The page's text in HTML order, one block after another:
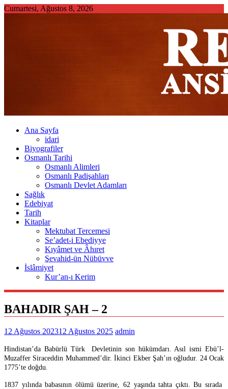
Skip
Cumartesi, Ağustos 8, 2026
Ana Sayfa
idari
Biyografiler
Osmanlı Tarihi
Osmanlı Alimleri
Osmanlı Padişahları
Osmanlı Devlet Adamları
Sağlık
Edebiyat
Tarih
Kitaplar
Mektubat Tercemesi
Se’adet-i Ebediyye
Kıyâmet ve Âhıret
Şevahid-ün Nübüvve
İslâmiyet
Kur’an-ı Kerim
BAHADIR ŞAH – 2
12 Ağustos 202312 Ağustos 2025 admin
Hindistan’da Babürlü Türk Devletinin son hükümdarı. Asıl ismi Ebü’l-
Muzaffer Siraceddin Muhammed’dir. İkinci Ekber Şah’ın oğludur. 24 Ocak
1775’te doğdu.
1837 yılında babasının ölümü üzerine, 62 yaşında tahta çıktı. Bu sırada